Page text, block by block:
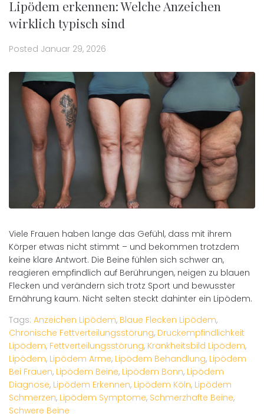
Lipödem erkennen: Welche Anzeichen
wirklich typisch sind
Posted Januar 29, 2026
Viele Frauen haben lange das Gefühl, dass mit ihrem
Körper etwas nicht stimmt – und bekommen trotzdem
keine klare Antwort. Die Beine fühlen sich schwer an,
reagieren empfindlich auf Berührungen, neigen zu blauen
Flecken und verändern sich trotz Sport und bewusster
Ernährung kaum. Nicht selten steckt dahinter ein Lipödem.
Tags: Anzeichen Lipödem, Blaue Flecken Lipödem,
Chronische Fettverteilungsstörung, Druckempfindlichkeit
Lipödem, Fettverteilungsstörung, Krankheitsbild Lipödem,
Lipödem, Lipödem Arme, Lipödem Behandlung, Lipödem
Bei Frauen, Lipödem Beine, Lipödem Bonn, Lipödem
Diagnose, Lipödem Erkennen, Lipödem Köln, Lipödem
Schmerzen, Lipödem Symptome, Schmerzhafte Beine,
Schwere Beine